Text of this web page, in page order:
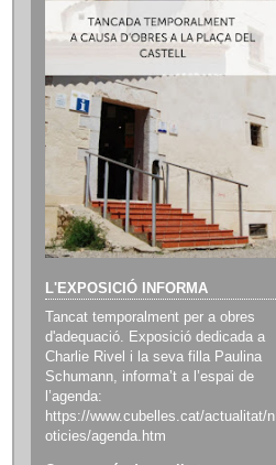
L'EXPOSICIÓ INFORMA
Tancat temporalment per a obres
d'adequació. Exposició dedicada a
Charlie Rivel i la seva filla Paulina
Schumann, informa’t a l’espai de
l’agenda:
https://www.cubelles.cat/actualitat/n
oticies/agenda.htm